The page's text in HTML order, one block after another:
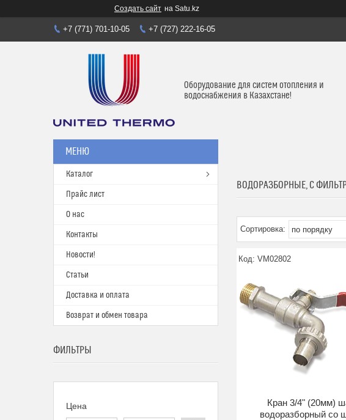
Создать сайт на Satu.kz
+7 (771) 701-10-05 +7 (727) 222-16-05
Оборудование для систем отопления и
водоснабжения в Казахстане!
ВОДОРАЗБОРНЫЕ, С
VM02802
Кран 3/4" (20мм)
водоразборный со
Каталог
Прайс лист
О нас
Контакты
Новости!
Статьи
Доставка и оплата
Возврат и обмен товара
ФИЛЬТРЫ
Цена